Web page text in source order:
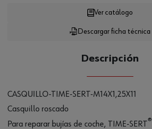
Loading...
Descargar ficha técnica
Ver catálogo
Descripción
CASQUILLO-TIME-SERT-M14X1,25X11
Casquillo roscado
Para reparar bujías de coche, TIME-SERT®